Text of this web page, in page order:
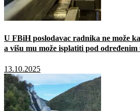
U FBiH poslodavac radnika ne može
a višu mu može isplatiti pod
13.10.2025